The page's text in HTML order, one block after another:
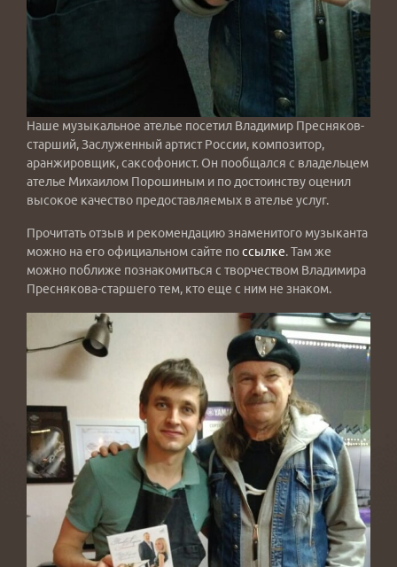
Наше музыкальное ателье посетил Владимир Пресняков-
старший, Заслуженный артист России, композитор,
аранжировщик, саксофонист. Он пообщался с владельцем
ателье Михаилом Порошиным и по достоинству оценил
высокое качество предоставляемых в ателье услуг.
Прочитать отзыв и рекомендацию знаменитого музыканта
можно на его официальном сайте поссылке. Там же
можно поближе познакомиться с творчеством Владимира
Преснякова-старшего тем, кто еще с ним не знаком.